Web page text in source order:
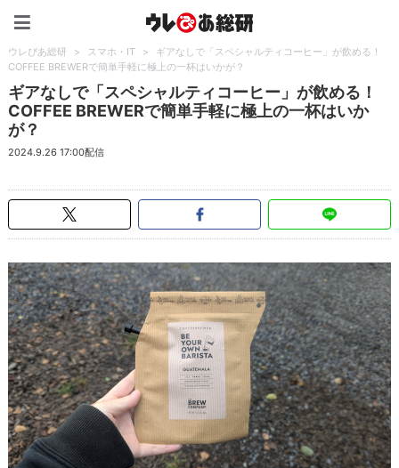
ウレぴあ総研 > スマホ・IT >
ギアなしで「スペシャルティコーヒー」が飲める！
COFFEE BREWERで簡単手軽に極上の一杯はいかが？
ギアなしで「スペシャルティコーヒー」が飲める！
COFFEE BREWERで簡単手軽に極上の一杯はいか
が？
2024.9.26 17:00配信